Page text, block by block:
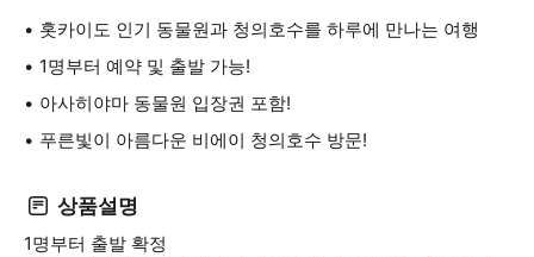
홋카이도 인기 동물원과 청의호수를 하루에 만나는 여행
1명부터 예약 및 출발 가능!
아사히야마 동물원 입장권 포함!
푸른빛이 아름다운 비에이 청의호수 방문!
상품설명
1명부터 출발 확정